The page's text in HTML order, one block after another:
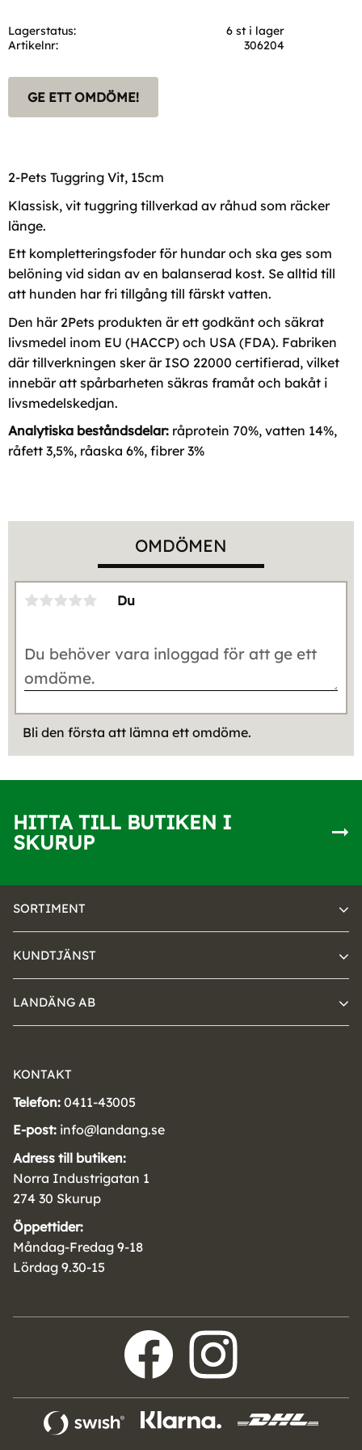
Lagerstatus
6 st i lager
Artikelnr
306204
GE ETT OMDÖME!
2-Pets Tuggring Vit, 15cm
Klassisk, vit tuggring tillverkad av råhud som räcker
länge.
Ett kompletteringsfoder för hundar och ska ges som
belöning vid sidan av en balanserad kost. Se alltid till
att hunden har fri tillgång till färskt vatten.
Den här 2Pets produkten är ett godkänt och säkrat
livsmedel inom EU (HACCP) och USA (FDA). Fabriken
där tillverkningen sker är ISO 22000 certifierad, vilket
innebär att spårbarheten säkras framåt och bakåt i
livsmedelskedjan.
Analytiska beståndsdelar: råprotein 70%, vatten 14%,
råfett 3,5%, råaska 6%, fibrer 3%
OMDÖMEN
Du
Bli den första att lämna ett omdöme.
HITTA TILL BUTIKEN I
SKURUP
SORTIMENT
KUNDTJÄNST
LANDÄNG AB
KONTAKT
Telefon: 0411-43005
E-post: info@landang.se
Adress till butiken:
Norra Industrigatan 1
274 30 Skurup
Öppettider:
Måndag-Fredag 9-18
Lördag 9.30-15